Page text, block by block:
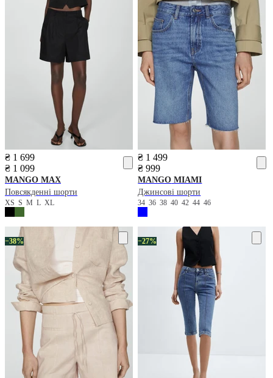
₴ 1 699
₴ 1 099
MANGO MAX
Повсякденні шорти
XS S M L XL
₴ 1 499
₴ 999
MANGO MIAMI
Джинсові шорти
34363840424446
−38% −27%